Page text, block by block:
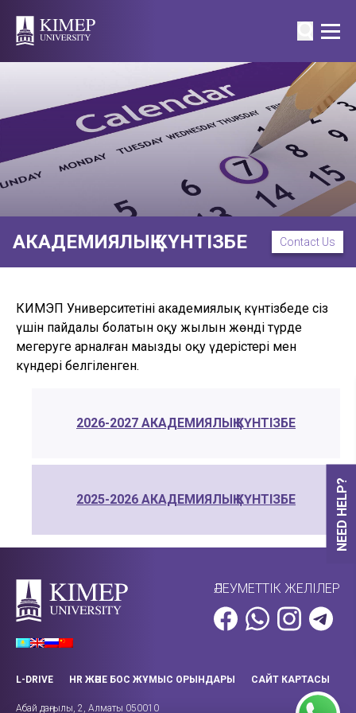
NEED HELP?
АКАДЕМИЯЛЫҚ КҮНТІЗБЕ Contact Us
КИМЭП Университетінің академиялық күнтізбеде сіз
үшін пайдалы болатын оқу жылын жөнді түрде
меңгеруге арналған маңызды оқу үдерістері мен
күндері белгіленген.
2026-2027 АКАДЕМИЯЛЫҚ КҮНТІЗБЕ
2025-2026 АКАДЕМИЯЛЫҚ КҮНТІЗБЕ
ӘЛЕУМЕТТІК ЖЕЛІЛЕР
L-DRIVE HR ЖӘНЕ БОС ЖҰМЫС ОРЫНДАРЫ САЙТ КАРТАСЫ
Абай даңғылы, 2, Алматы 050010